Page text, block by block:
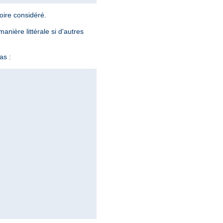
considéré.
littérale si d'autres
: